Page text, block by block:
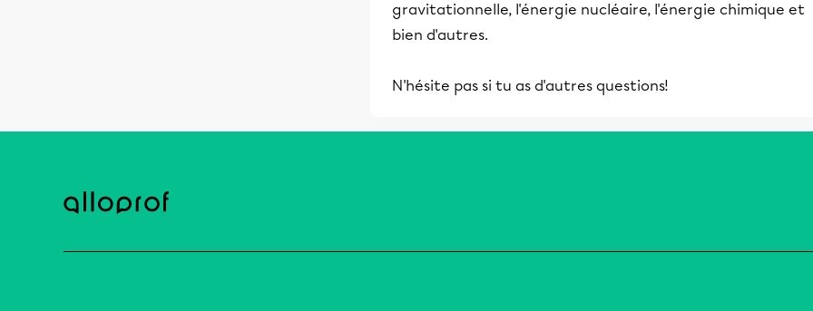
gravitationnelle, l'énergie nucléaire, l'énergie chimique et
bien d'autres.
N'hésite pas si tu as d'autres questions!